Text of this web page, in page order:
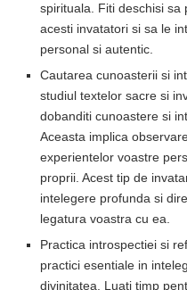
spirituala. Fiti deschisi sa
acesti invatatori si sa le
personal si autentic.
Cautarea cunoasterii si
studiul textelor sacre si
dobanditi cunoastere si
Aceasta implica
experientelor voastre
proprii. Acest tip de
intelegere profunda si
legatura voastra cu ea.
Practica introspectiei si
practici esentiale in
divinitatea. Luati timp